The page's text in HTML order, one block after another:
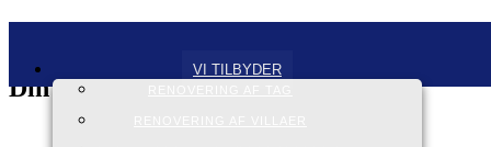
VI TILBYDER
Dinprofessionelle